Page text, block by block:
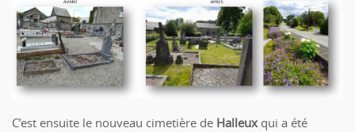
C’est ensuite le nouveau cimetière de Halleuxqui a été